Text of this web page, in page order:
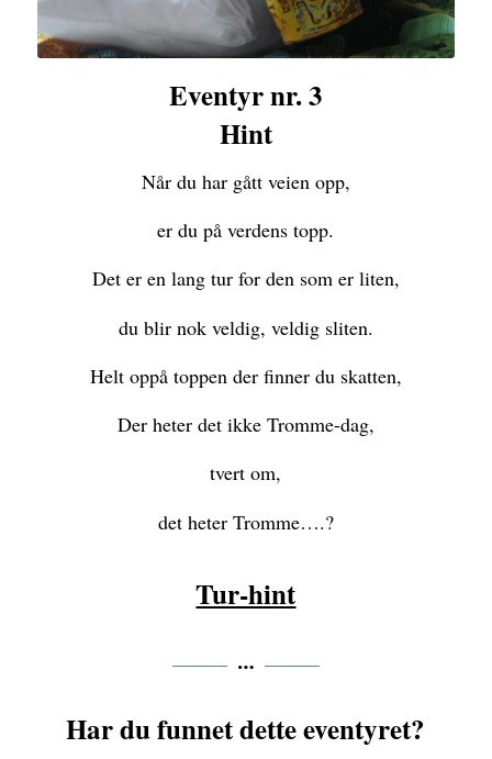
Eventyr nr. 3
Hint
Når du har gått veien opp,
er du på verdens topp.
Det er en lang tur for den som er liten,
du blir nok veldig, veldig sliten.
Helt oppå toppen der finner du skatten,
Der heter det ikke Tromme-dag,
tvert om,
det heter Tromme….?
Tur-hint
Har du funnet dette eventyret?